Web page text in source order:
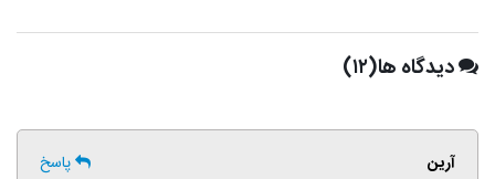
دیدگاه ها(۱۲)
آرین پاسخ